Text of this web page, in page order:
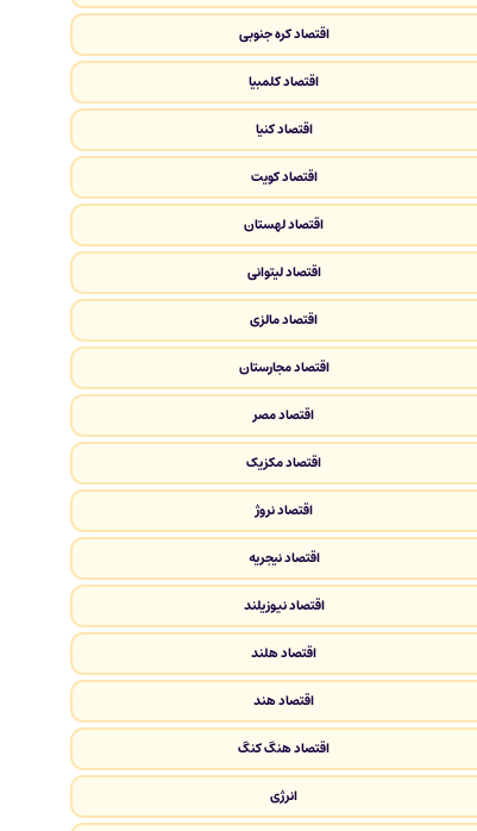
اقتصاد کره جنوبی
اقتصاد کلمبیا
اقتصاد کنیا
اقتصاد کویت
اقتصاد لهستان
اقتصاد لیتوانی
اقتصاد مالزی
اقتصاد مجارستان
اقتصاد مصر
اقتصاد مکزیک
اقتصاد نروژ
اقتصاد نیجریه
اقتصاد نیوزیلند
اقتصاد هلند
اقتصاد هند
اقتصاد هنگ کنگ
انرژی